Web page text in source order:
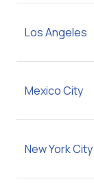
Los Angeles
Mexico City
New York City